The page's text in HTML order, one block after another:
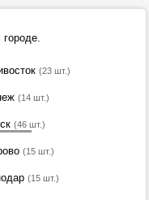
(23 шт.)
(14 шт.)
(46 шт.)
(15 шт.)
(15 шт.)